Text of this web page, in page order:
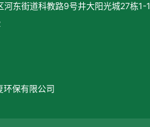
河东街道科教路9号井大阳光城27栋1-
环保有限公司